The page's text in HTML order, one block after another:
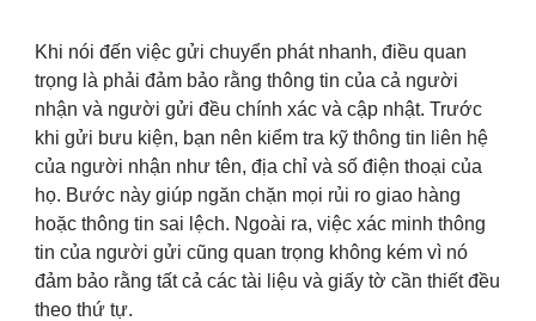
Khi nói đến việc gửi chuyển phát nhanh, điều quan
trọng là phải đảm bảo rằng thông tin của cả người
nhận và người gửi đều chính xác và cập nhật. Trước
khi gửi bưu kiện, bạn nên kiểm tra kỹ thông tin liên hệ
của người nhận như tên, địa chỉ và số điện thoại của
họ. Bước này giúp ngăn chặn mọi rủi ro giao hàng
hoặc thông tin sai lệch. Ngoài ra, việc xác minh thông
tin của người gửi cũng quan trọng không kém vì nó
đảm bảo rằng tất cả các tài liệu và giấy tờ cần thiết đều
theo thứ tự.